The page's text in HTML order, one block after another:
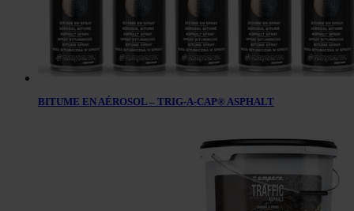
BITUME EN AÉROSOL – TRIG-A-CAP® ASPHALT